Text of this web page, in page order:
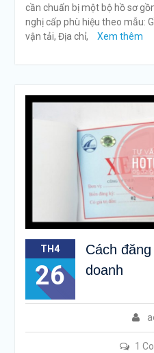
cần chuẩn bị một bộ hồ sơ
nghị cấp phù hiệu theo mẫu:
vận tải, Địa chỉ,
Xem thêm
TH4
26
Cách
doanh
1